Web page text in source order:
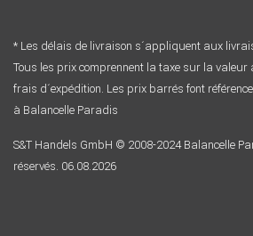
* Les délais de livraison s´appliquent aux
Tous les prix comprennent la taxe sur la valeur
frais d´expédition. Les prix barrés font
à Balancelle Paradis
S&T Handels GmbH © 2008-2024 Balancelle
réservés. 06.08.2026